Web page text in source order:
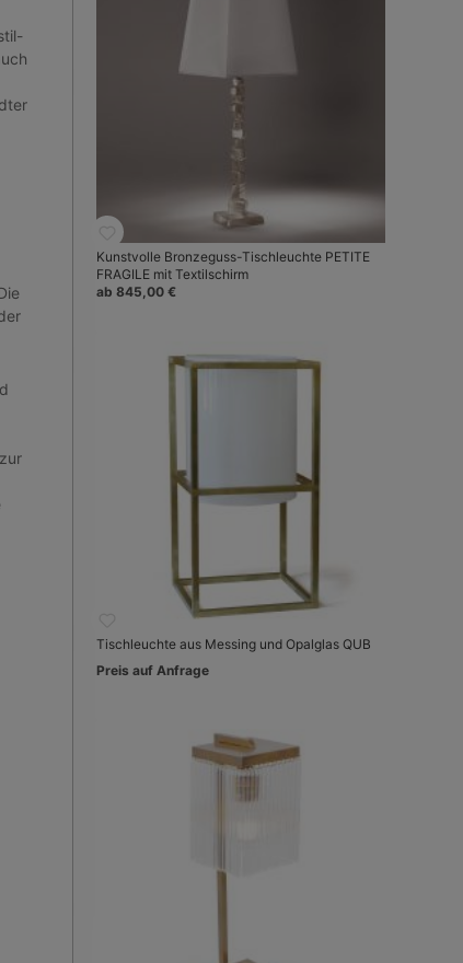
Kunstvolle Bronzeguss-Tischleuchte PETITE
FRAGILE mit Textilschirm
ab 845,00 €
Tischleuchte aus Messing und Opalglas QUB
Preis auf Anfrage